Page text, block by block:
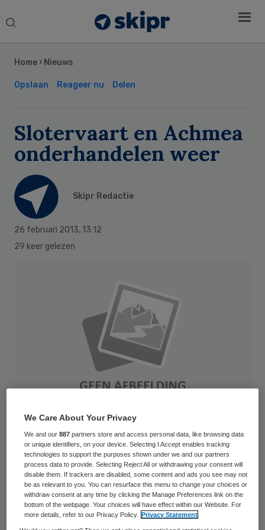
Search
Home › Nieuws
Opslaan Reageer nu Delen
Slotervaart en Achmea
onderhandelen weer
Skipr Redactie
26 februari 2013, 13:12
29 keer gelezen
Het Slotervaartziekenhuis in Amsterdam en
zorgverzekeraar Achmea gaan op korte
termijn opnieuw onderhandelen over de
zorgcontractering voor 2013. Direct na de
Sidebar
We Care About Your Privacy
We and our887 partners store and access personal data, like browsing data
or unique identifiers, on your device. Selecting I Accept enables tracking
technologies to support the purposes shown under we and our partners
process data to provide. Selecting Reject All or withdrawing your consent will
disable them. If trackers are disabled, some content and ads you see may not
be as relevant to you. You can resurface this menu to change your choices or
withdraw consent at any time by clicking the Manage Preferences link on the
bottom of the webpage. Your choices will have effect within our Website. For
more details, refer to our Privacy Policy.
Privacy Statement